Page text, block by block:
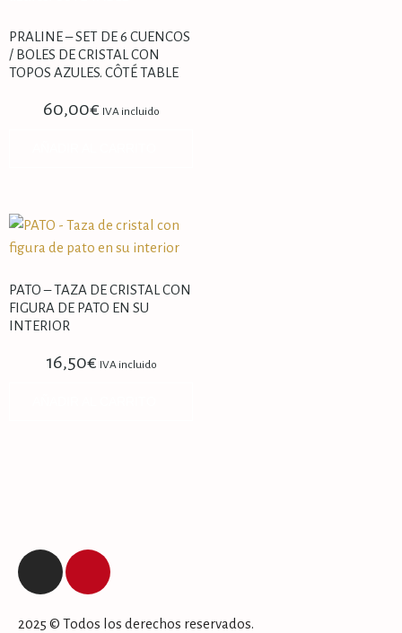
PRALINE – SET DE 6 CUENCOS
/ BOLES DE CRISTAL CON
TOPOS AZULES. CÔTÉ TABLE
60,00€ IVA incluido
PATO – TAZA DE CRISTAL CON
FIGURA DE PATO EN SU
INTERIOR
16,50€ IVA incluido
2025 © Todos los derechos reservados.